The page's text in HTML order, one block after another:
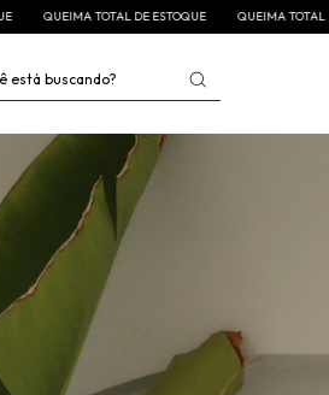
QUEIMA TOTAL DE ESTOQUE QUEIMA TOTAL DE